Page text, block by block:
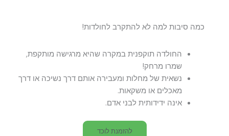
כמה סיבות למה לא להתקרב לחולדות!
החולדה תוקפנית במקרה שהיא מרגישה מותקפת,
שמרו מרחק!
נשאית של מחלות ומעבירה אותם דרך נשיכה או דרך
מאכלים או משקאות.
אינה ידידותית לבני אדם.
להזמנת לוכד